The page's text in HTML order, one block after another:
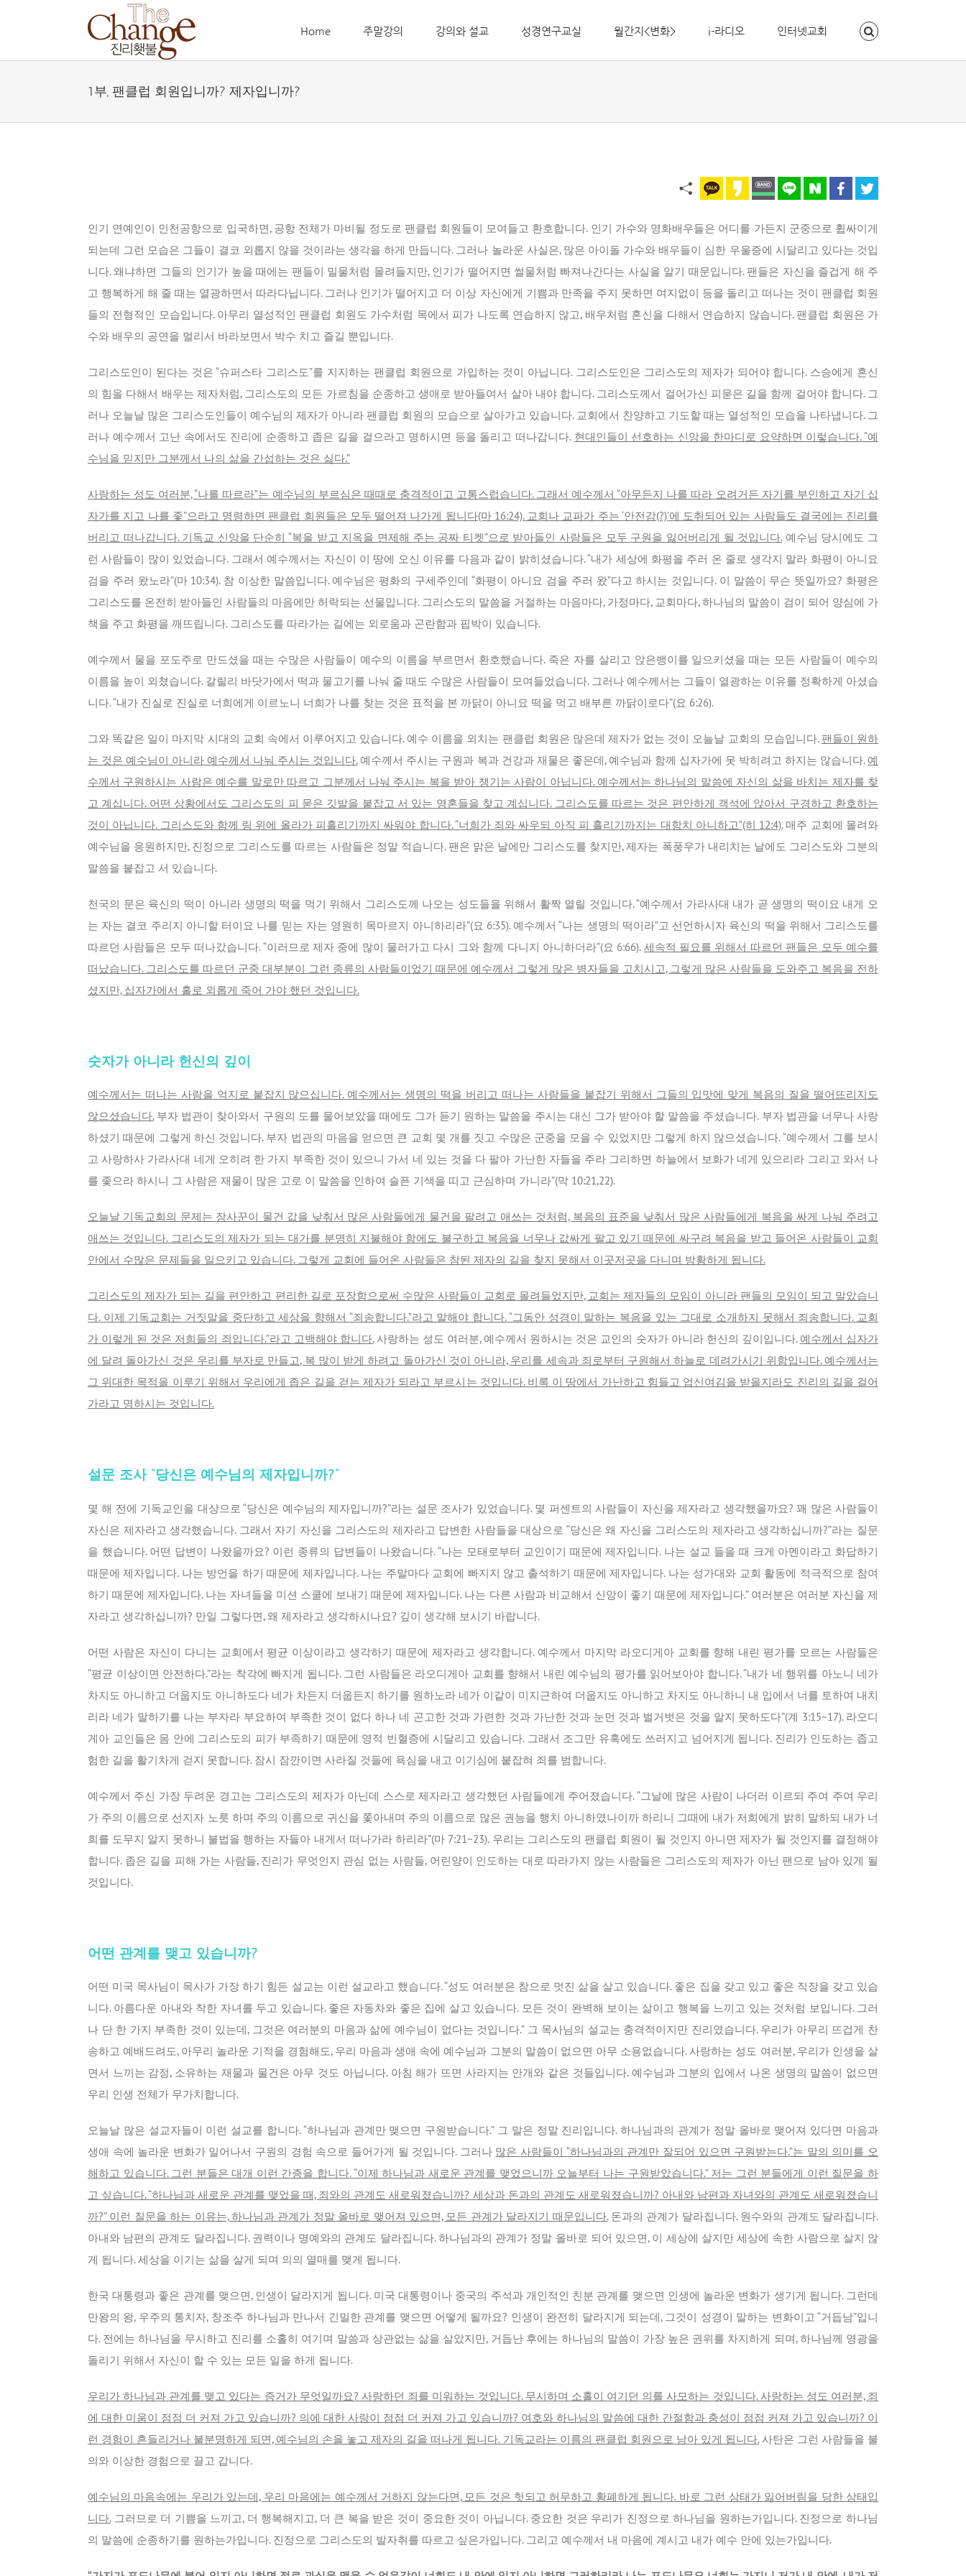
Home 주말강의 강의와 설교 성경연구교실 월간지<변화> i-라디오 인터넷교회
1부, 팬클럽 회원입니까? 제자입니까?
인기 연예인이 인천공항으로 입국하면, 공항 전체가 마비될 정도로 팬클럽 회원들이 모여들고 환호합니다. 인기 가수와 영화배우들은 어디를 가든지 군중으로 휩싸이게
되는데 그런 모습은 그들이 결코 외롭지 않을 것이라는 생각을 하게 만듭니다. 그러나 놀라운 사실은, 많은 아이돌 가수와 배우들이 심한 우울증에 시달리고 있다는 것입
니다. 왜냐하면 그들의 인기가 높을 때에는 팬들이 밀물처럼 몰려들지만, 인기가 떨어지면 썰물처럼 빠져나간다는 사실을 알기 때문입니다. 팬들은 자신을 즐겁게 해 주
고 행복하게 해 줄 때는 열광하면서 따라다닙니다. 그러나 인기가 떨어지고 더 이상 자신에게 기쁨과 만족을 주지 못하면 여지없이 등을 돌리고 떠나는 것이 팬클럽 회원
들의 전형적인 모습입니다. 아무리 열성적인 팬클럽 회원도 가수처럼 목에서 피가 나도록 연습하지 않고, 배우처럼 혼신을 다해서 연습하지 않습니다. 팬클럽 회원은 가
수와 배우의 공연을 멀리서 바라보면서 박수 치고 즐길 뿐입니다.
그리스도인이 된다는 것은 “슈퍼스타 그리스도”를 지지하는 팬클럽 회원으로 가입하는 것이 아닙니다. 그리스도인은 그리스도의 제자가 되어야 합니다. 스승에게 혼신
의 힘을 다해서 배우는 제자처럼, 그리스도의 모든 가르침을 순종하고 생애로 받아들여서 살아 내야 합니다. 그리스도께서 걸어가신 피묻은 길을 함께 걸어야 합니다. 그
러나 오늘날 많은 그리스도인들이 예수님의 제자가 아니라 팬클럽 회원의 모습으로 살아가고 있습니다. 교회에서 찬양하고 기도할 때는 열성적인 모습을 나타냅니다. 그
러나 예수께서 고난 속에서도 진리에 순종하고 좁은 길을 걸으라고 명하시면 등을 돌리고 떠나갑니다. 현대인들이 선호하는 신앙을 한마디로 요약하면 이렇습니다. “예
수님을 믿지만 그분께서 나의 삶을 간섭하는 것은 싫다.”
사랑하는 성도 여러분, “나를 따르라”는 예수님의 부르심은 때때로 충격적이고 고통스럽습니다. 그래서 예수께서 “아무든지 나를 따라 오려거든 자기를 부인하고 자기 십
자가를 지고 나를 좇”으라고 명령하면 팬클럽 회원들은 모두 떨어져 나가게 됩니다(마 16:24). 교회나 교파가 주는 ‘안전감(?)’에 도취되어 있는 사람들도 결국에는 진리를
버리고 떠나갑니다. 기독교 신앙을 단순히 “복을 받고 지옥을 면제해 주는 공짜 티켓”으로 받아들인 사람들은 모두 구원을 잃어버리게 될 것입니다.예수님 당시에도 그
런 사람들이 많이 있었습니다. 그래서 예수께서는 자신이 이 땅에 오신 이유를 다음과 같이 밝히셨습니다. “내가 세상에 화평을 주러 온 줄로 생각지 말라 화평이 아니요
검을 주러 왔노라”(마 10:34). 참 이상한 말씀입니다. 예수님은 평화의 구세주인데 “화평이 아니요 검을 주러 왔”다고 하시는 것입니다. 이 말씀이 무슨 뜻일까요? 화평은
그리스도를 온전히 받아들인 사람들의 마음에만 허락되는 선물입니다. 그리스도의 말씀을 거절하는 마음마다, 가정마다, 교회마다, 하나님의 말씀이 검이 되어 양심에 가
책을 주고 화평을 깨뜨립니다. 그리스도를 따라가는 길에는 외로움과 곤란함과 핍박이 있습니다.
예수께서 물을 포도주로 만드셨을 때는 수많은 사람들이 예수의 이름을 부르면서 환호했습니다. 죽은 자를 살리고 앉은뱅이를 일으키셨을 때는 모든 사람들이 예수의
이름을 높이 외쳤습니다. 갈릴리 바닷가에서 떡과 물고기를 나눠 줄 때도 수많은 사람들이 모여들었습니다. 그러나 예수께서는 그들이 열광하는 이유를 정확하게 아셨습
니다. “내가 진실로 진실로 너희에게 이르노니 너희가 나를 찾는 것은 표적을 본 까닭이 아니요 떡을 먹고 배부른 까닭이로다”(요 6:26).
그와 똑같은 일이 마지막 시대의 교회 속에서 이루어지고 있습니다. 예수 이름을 외치는 팬클럽 회원은 많은데 제자가 없는 것이 오늘날 교회의 모습입니다. 팬들이 원하
는 것은 예수님이 아니라 예수께서 나눠 주시는 것입니다.예수께서 주시는 구원과 복과 건강과 재물은 좋은데, 예수님과 함께 십자가에 못 박히려고 하지는 않습니다. 예
수께서 구원하시는 사람은 예수를 말로만 따르고 그분께서 나눠 주시는 복을 받아 챙기는 사람이 아닙니다. 예수께서는 하나님의 말씀에 자신의 삶을 바치는 제자를 찾
고 계십니다. 어떤 상황에서도 그리스도의 피 묻은 깃발을 붙잡고 서 있는 영혼들을 찾고 계십니다. 그리스도를 따르는 것은 편안하게 객석에 앉아서 구경하고 환호하는
것이 아닙니다. 그리스도와 함께 링 위에 올라가 피흘리기까지 싸워야 합니다. “너희가 죄와 싸우되 아직 피 흘리기까지는 대항치 아니하고”(히 12:4).매주 교회에 몰려와
예수님을 응원하지만, 진정으로 그리스도를 따르는 사람들은 정말 적습니다. 팬은 맑은 날에만 그리스도를 찾지만, 제자는 폭풍우가 내리치는 날에도 그리스도와 그분의
말씀을 붙잡고 서 있습니다.
천국의 문은 육신의 떡이 아니라 생명의 떡을 먹기 위해서 그리스도께 나오는 성도들을 위해서 활짝 열릴 것입니다. “예수께서 가라사대 내가 곧 생명의 떡이요 내게 오
는 자는 결코 주리지 아니할 터이요 나를 믿는 자는 영원히 목마르지 아니하리라”(요 6:35). 예수께서 “나는 생명의 떡이라”고 선언하시자 육신의 떡을 위해서 그리스도를
따르던 사람들은 모두 떠나갔습니다. “이러므로 제자 중에 많이 물러가고 다시 그와 함께 다니지 아니하더라”(요 6:66). 세속적 필요를 위해서 따르던 팬들은 모두 예수를
떠났습니다. 그리스도를 따르던 군중 대부분이 그런 종류의 사람들이었기 때문에 예수께서 그렇게 많은 병자들을 고치시고, 그렇게 많은 사람들을 도와주고 복음을 전하
셨지만, 십자가에서 홀로 외롭게 죽어 가야 했던 것입니다.
숫자가 아니라 헌신의 깊이
예수께서는 떠나는 사람을 억지로 붙잡지 않으십니다. 예수께서는 생명의 떡을 버리고 떠나는 사람들을 붙잡기 위해서 그들의 입맛에 맞게 복음의 질을 떨어뜨리지도
않으셨습니다.부자 법관이 찾아와서 구원의 도를 물어보았을 때에도 그가 듣기 원하는 말씀을 주시는 대신 그가 받아야 할 말씀을 주셨습니다. 부자 법관을 너무나 사랑
하셨기 때문에 그렇게 하신 것입니다. 부자 법관의 마음을 얻으면 큰 교회 몇 개를 짓고 수많은 군중을 모을 수 있었지만 그렇게 하지 않으셨습니다. “예수께서 그를 보시
고 사랑하사 가라사대 네게 오히려 한 가지 부족한 것이 있으니 가서 네 있는 것을 다 팔아 가난한 자들을 주라 그리하면 하늘에서 보화가 네게 있으리라 그리고 와서 나
를 좇으라 하시니 그 사람은 재물이 많은 고로 이 말씀을 인하여 슬픈 기색을 띠고 근심하며 가니라”(막 10:21,22).
오늘날 기독교회의 문제는 장사꾼이 물건 값을 낮춰서 많은 사람들에게 물건을 팔려고 애쓰는 것처럼, 복음의 표준을 낮춰서 많은 사람들에게 복음을 싸게 나눠 주려고
애쓰는 것입니다. 그리스도의 제자가 되는 대가를 분명히 지불해야 함에도 불구하고 복음을 너무나 값싸게 팔고 있기 때문에 싸구려 복음을 받고 들어온 사람들이 교회
안에서 수많은 문제들을 일으키고 있습니다. 그렇게 교회에 들어온 사람들은 참된 제자의 길을 찾지 못해서 이곳저곳을 다니며 방황하게 됩니다.
그리스도의 제자가 되는 길을 편안하고 편리한 길로 포장함으로써 수많은 사람들이 교회로 몰려들었지만, 교회는 제자들의 모임이 아니라 팬들의 모임이 되고 말았습니
다. 이제 기독교회는 거짓말을 중단하고 세상을 향해서 “죄송합니다.”라고 말해야 합니다. “그동안 성경이 말하는 복음을 있는 그대로 소개하지 못해서 죄송합니다. 교회
가 이렇게 된 것은 저희들의 죄입니다.”라고 고백해야 합니다.사랑하는 성도 여러분, 예수께서 원하시는 것은 교인의 숫자가 아니라 헌신의 깊이입니다. 예수께서 십자가
에 달려 돌아가신 것은 우리를 부자로 만들고, 복 많이 받게 하려고 돌아가신 것이 아니라, 우리를 세속과 죄로부터 구원해서 하늘로 데려가시기 위함입니다. 예수께서는
그 위대한 목적을 이루기 위해서 우리에게 좁은 길을 걷는 제자가 되라고 부르시는 것입니다. 비록 이 땅에서 가난하고 힘들고 업신여김을 받을지라도 진리의 길을 걸어
가라고 명하시는 것입니다.
설문 조사 “당신은 예수님의 제자입니까?”
몇 해 전에 기독교인을 대상으로 “당신은 예수님의 제자입니까?”라는 설문 조사가 있었습니다. 몇 퍼센트의 사람들이 자신을 제자라고 생각했을까요? 꽤 많은 사람들이
자신은 제자라고 생각했습니다. 그래서 자기 자신을 그리스도의 제자라고 답변한 사람들을 대상으로 “당신은 왜 자신을 그리스도의 제자라고 생각하십니까?”라는 질문
을 했습니다. 어떤 답변이 나왔을까요? 이런 종류의 답변들이 나왔습니다. “나는 모태로부터 교인이기 때문에 제자입니다. 나는 설교 들을 때 크게 아멘이라고 화답하기
때문에 제자입니다. 나는 방언을 하기 때문에 제자입니다. 나는 주말마다 교회에 빠지지 않고 출석하기 때문에 제자입니다. 나는 성가대와 교회 활동에 적극적으로 참여
하기 때문에 제자입니다. 나는 자녀들을 미션 스쿨에 보내기 때문에 제자입니다. 나는 다른 사람과 비교해서 신앙이 좋기 때문에 제자입니다.” 여러분은 여러분 자신을 제
자라고 생각하십니까? 만일 그렇다면, 왜 제자라고 생각하시나요? 깊이 생각해 보시기 바랍니다.
어떤 사람은 자신이 다니는 교회에서 평균 이상이라고 생각하기 때문에 제자라고 생각합니다. 예수께서 마지막 라오디게아 교회를 향해 내린 평가를 모르는 사람들은
“평균 이상이면 안전하다.”라는 착각에 빠지게 됩니다. 그런 사람들은 라오디게아 교회를 향해서 내린 예수님의 평가를 읽어보아야 합니다. “내가 네 행위를 아노니 네가
차지도 아니하고 더웁지도 아니하도다 네가 차든지 더웁든지 하기를 원하노라 네가 이같이 미지근하여 더웁지도 아니하고 차지도 아니하니 내 입에서 너를 토하여 내치
리라 네가 말하기를 나는 부자라 부요하여 부족한 것이 없다 하나 네 곤고한 것과 가련한 것과 가난한 것과 눈먼 것과 벌거벗은 것을 알지 못하도다”(계 3:15~17). 라오디
게아 교인들은 몸 안에 그리스도의 피가 부족하기 때문에 영적 빈혈증에 시달리고 있습니다. 그래서 조그만 유혹에도 쓰러지고 넘어지게 됩니다. 진리가 인도하는 좁고
험한 길을 활기차게 걷지 못합니다. 잠시 잠깐이면 사라질 것들에 욕심을 내고 이기심에 붙잡혀 죄를 범합니다.
예수께서 주신 가장 두려운 경고는 그리스도의 제자가 아닌데 스스로 제자라고 생각했던 사람들에게 주어졌습니다. “그날에 많은 사람이 나더러 이르되 주여 주여 우리
가 주의 이름으로 선지자 노릇 하며 주의 이름으로 귀신을 쫓아내며 주의 이름으로 많은 권능을 행치 아니하였나이까 하리니 그때에 내가 저희에게 밝히 말하되 내가 너
희를 도무지 알지 못하니 불법을 행하는 자들아 내게서 떠나가라 하리라”(마 7:21~23). 우리는 그리스도의 팬클럽 회원이 될 것인지 아니면 제자가 될 것인지를 결정해야
합니다. 좁은 길을 피해 가는 사람들, 진리가 무엇인지 관심 없는 사람들, 어린양이 인도하는 대로 따라가지 않는 사람들은 그리스도의 제자가 아닌 팬으로 남아 있게 될
것입니다.
어떤 관계를 맺고 있습니까?
어떤 미국 목사님이 목사가 가장 하기 힘든 설교는 이런 설교라고 했습니다. “성도 여러분은 참으로 멋진 삶을 살고 있습니다. 좋은 집을 갖고 있고 좋은 직장을 갖고 있습
니다. 아름다운 아내와 착한 자녀를 두고 있습니다. 좋은 자동차와 좋은 집에 살고 있습니다. 모든 것이 완벽해 보이는 삶이고 행복을 느끼고 있는 것처럼 보입니다. 그러
나 단 한 가지 부족한 것이 있는데, 그것은 여러분의 마음과 삶에 예수님이 없다는 것입니다.” 그 목사님의 설교는 충격적이지만 진리였습니다. 우리가 아무리 뜨겁게 찬
송하고 예배드려도, 아무리 놀라운 기적을 경험해도, 우리 마음과 생애 속에 예수님과 그분의 말씀이 없으면 아무 소용없습니다. 사랑하는 성도 여러분, 우리가 인생을 살
면서 느끼는 감정, 소유하는 재물과 물건은 아무 것도 아닙니다. 아침 해가 뜨면 사라지는 안개와 같은 것들입니다. 예수님과 그분의 입에서 나온 생명의 말씀이 없으면
우리 인생 전체가 무가치합니다.
오늘날 많은 설교자들이 이런 설교를 합니다. “하나님과 관계만 맺으면 구원받습니다.” 그 말은 정말 진리입니다. 하나님과의 관계가 정말 올바로 맺어져 있다면 마음과
생애 속에 놀라운 변화가 일어나서 구원의 경험 속으로 들어가게 될 것입니다. 그러나 많은 사람들이 “하나님과의 관계만 잘되어 있으면 구원받는다.”는 말의 의미를 오
해하고 있습니다. 그런 분들은 대개 이런 간증을 합니다. “이제 하나님과 새로운 관계를 맺었으니까 오늘부터 나는 구원받았습니다.” 저는 그런 분들에게 이런 질문을 하
고 싶습니다. “하나님과 새로운 관계를 맺었을 때, 죄와의 관계도 새로워졌습니까? 세상과 돈과의 관계도 새로워졌습니까? 아내와 남편과 자녀와의 관계도 새로워졌습니
까?” 이런 질문을 하는 이유는, 하나님과 관계가 정말 올바로 맺어져 있으면, 모든 관계가 달라지기 때문입니다.돈과의 관계가 달라집니다. 원수와의 관계도 달라집니다.
아내와 남편의 관계도 달라집니다. 권력이나 명예와의 관계도 달라집니다. 하나님과의 관계가 정말 올바로 되어 있으면, 이 세상에 살지만 세상에 속한 사람으로 살지 않
게 됩니다. 세상을 이기는 삶을 살게 되며 의의 열매를 맺게 됩니다.
한국 대통령과 좋은 관계를 맺으면, 인생이 달라지게 됩니다. 미국 대통령이나 중국의 주석과 개인적인 친분 관계를 맺으면 인생에 놀라운 변화가 생기게 됩니다. 그런데
만왕의 왕, 우주의 통치자, 창조주 하나님과 만나서 긴밀한 관계를 맺으면 어떻게 될까요? 인생이 완전히 달라지게 되는데, 그것이 성경이 말하는 변화이고 “거듭남”입니
다. 전에는 하나님을 무시하고 진리를 소홀히 여기며 말씀과 상관없는 삶을 살았지만, 거듭난 후에는 하나님의 말씀이 가장 높은 권위를 차지하게 되며, 하나님께 영광을
돌리기 위해서 자신이 할 수 있는 모든 일을 하게 됩니다.
우리가 하나님과 관계를 맺고 있다는 증거가 무엇일까요? 사랑하던 죄를 미워하는 것입니다. 무시하며 소홀이 여기던 의를 사모하는 것입니다. 사랑하는 성도 여러분, 죄
에 대한 미움이 점점 더 커져 가고 있습니까? 의에 대한 사랑이 점점 더 커져 가고 있습니까? 여호와 하나님의 말씀에 대한 간절함과 충성이 점점 커져 가고 있습니까? 이
런 경험이 흔들리거나 불분명하게 되면, 예수님의 손을 놓고 제자의 길을 떠나게 됩니다. 기독교라는 이름의 팬클럽 회원으로 남아 있게 됩니다.사탄은 그런 사람들을 불
의와 이상한 경험으로 끌고 갑니다.
예수님의 마음속에는 우리가 있는데, 우리 마음에는 예수께서 거하지 않는다면, 모든 것은 헛되고 허무하고 황폐하게 됩니다. 바로 그런 상태가 잃어버림을 당한 상태입
니다.그러므로 더 기쁨을 느끼고, 더 행복해지고, 더 큰 복을 받은 것이 중요한 것이 아닙니다. 중요한 것은 우리가 진정으로 하나님을 원하는가입니다. 진정으로 하나님
의 말씀에 순종하기를 원하는가입니다. 진정으로 그리스도의 발자취를 따르고 싶은가입니다. 그리고 예수께서 내 마음에 계시고 내가 예수 안에 있는가입니다.